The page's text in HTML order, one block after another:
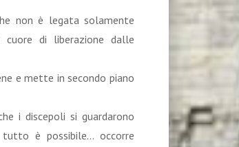
non è legata solamente
cuore di liberazione dalle
e mette in secondo piano
i discepoli si guardarono
è possibile… occorre